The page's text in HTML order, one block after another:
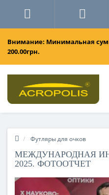
Внимание: Минимальная
200.00грн.
Футляры для очков
МЕЖДУНАРОДНАЯ
2025. ФОТООТЧЕТ